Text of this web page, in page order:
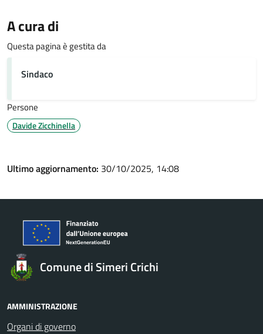
A cura di
Questa pagina è gestita da
Sindaco
Persone
Davide Zicchinella
Ultimo aggiornamento: 30/10/2025, 14:08
Comune di Simeri Crichi
AMMINISTRAZIONE
Organi di governo